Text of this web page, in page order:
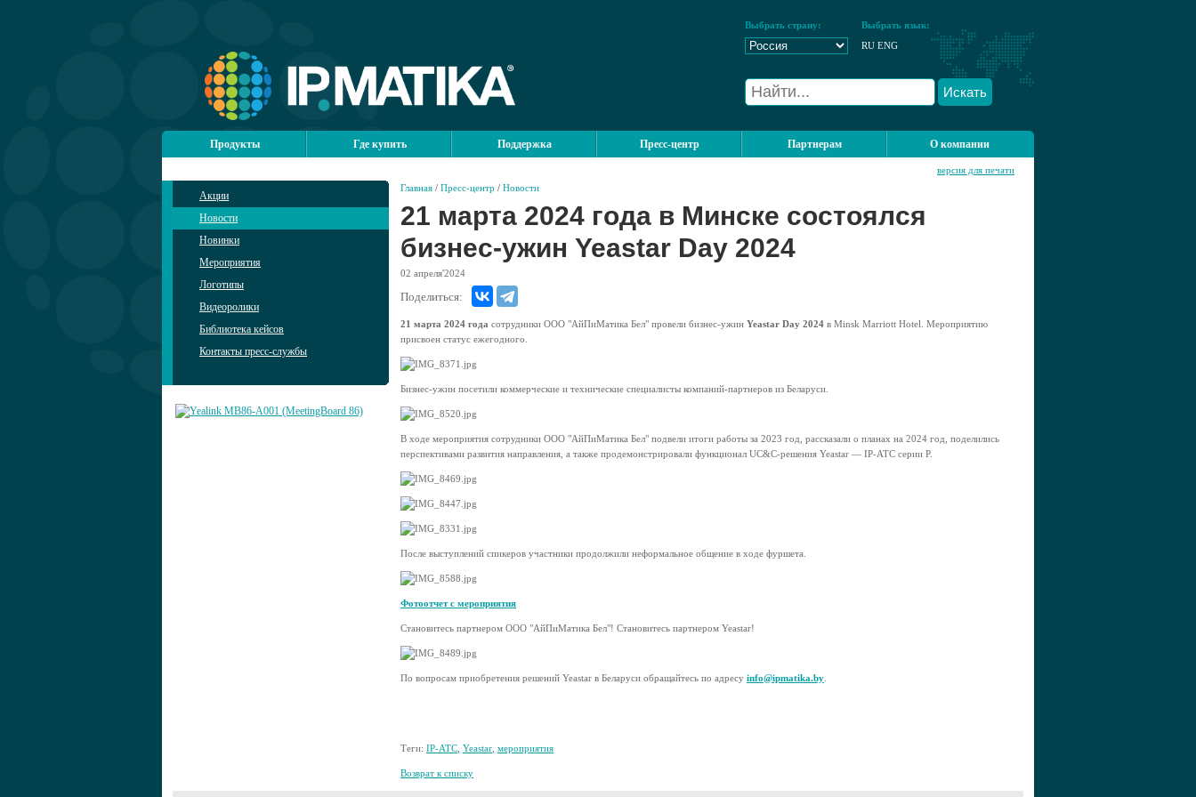
Выбрать страну:
Выбрать язык:
RU ENG
Искать
Продукты Где купить Поддержка Пресс-центр Партнерам О компании
Акции
Новости
Новинки
Мероприятия
Логотипы
Видеоролики
Библиотека кейсов
Контакты пресс-службы
Главная / Пресс-центр / Новости
версия для печати
21 марта 2024 года в Минске состоялся
бизнес-ужин Yeastar Day 2024
02 апреля'2024
Поделиться:
21 марта 2024 года сотрудники ООО "АйПиМатика Бел" провели бизнес-ужин Yeastar Day 2024 в Minsk Marriott Hotel. Мероприятию
присвоен статус ежегодного.
Бизнес-ужин посетили коммерческие и технические специалисты компаний-партнеров из Беларуси.
В ходе мероприятия сотрудники ООО "АйПиМатика Бел" подвели итоги работы за 2023 год, рассказали о планах на 2024 год, поделились
перспективами развития направления, а также продемонстрировали функционал UC&C-решения Yeastar — IP-АТС серии P.
После выступлений спикеров участники продолжили неформальное общение в ходе фуршета.
Фотоотчет с мероприятия
Становитесь партнером ООО "АйПиМатика Бел"! Становитесь партнером Yeastar!
По вопросам приобретения решений Yeastar в Беларуси обращайтесь по адресу info@ipmatika.by
Теги: IP-АТС Yeastar мероприятия
Возврат к списку